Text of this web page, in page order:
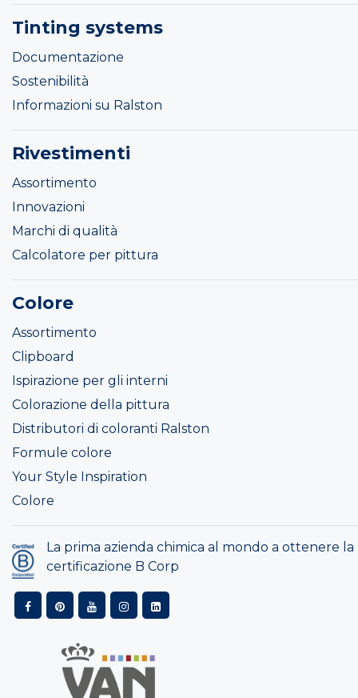
Tinting systems
Documentazione
Sostenibilità
Informazioni su Ralston
Rivestimenti
Assortimento
Innovazioni
Marchi di qualità
Calcolatore per pittura
Colore
Assortimento
Clipboard
Ispirazione per gli interni
Colorazione della pittura
Distributori di coloranti Ralston
Formule colore
Your Style Inspiration
Colore
La prima azienda chimica al mondo a ottenere la
certificazione B Corp